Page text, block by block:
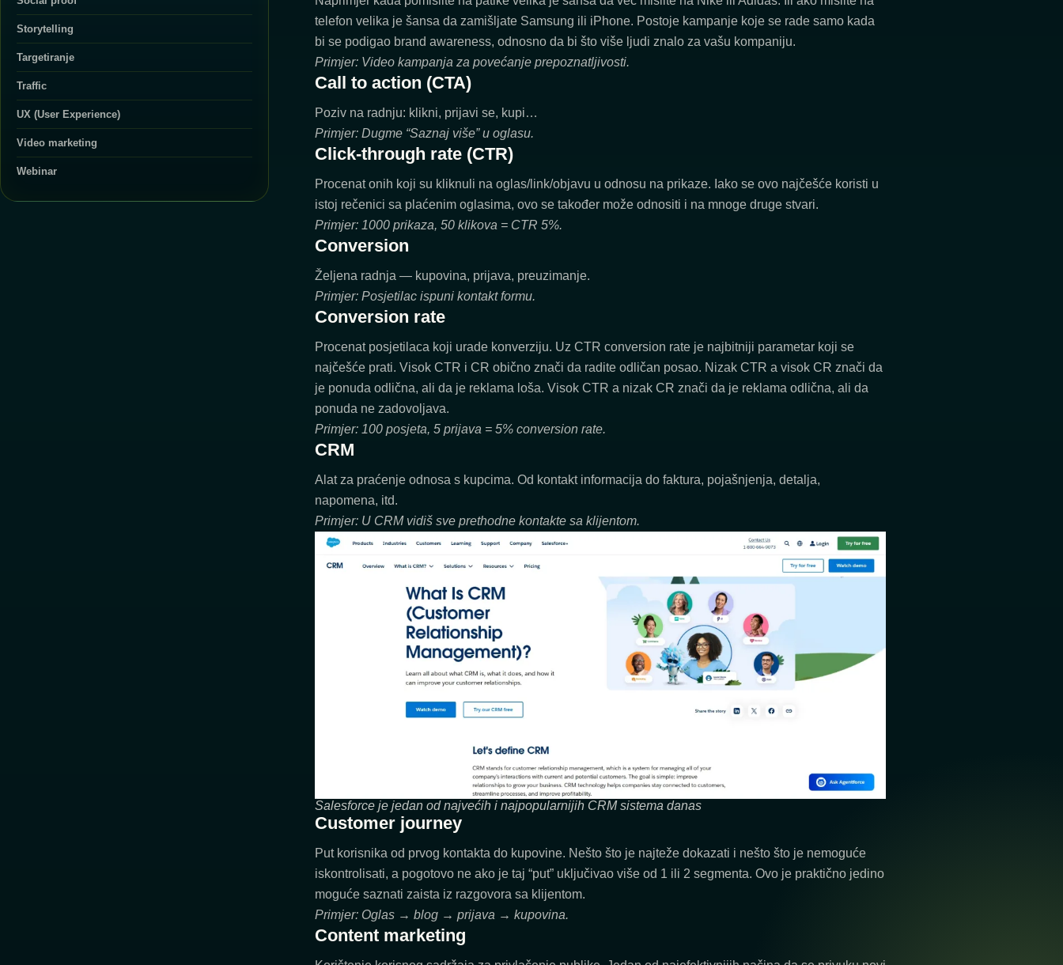
Storytelling
Targetiranje
Traffic
UX (User Experience)
Video marketing
Webinar
telefon velika je šansa da zamišljate Samsung ili iPhone. Postoje kampanje koje se rade samo kada
bi se podigao brand awareness, odnosno da bi što više ljudi znalo za vašu kompaniju.
Primjer: Video kampanja za povećanje prepoznatljivosti.
Call to action (CTA)
Poziv na radnju: klikni, prijavi se, kupi…
Primjer: Dugme “Saznaj više” u oglasu.
Click-through rate (CTR)
Procenat onih koji su kliknuli na oglas/link/objavu u odnosu na prikaze. Iako se ovo najčešće koristi u
istoj rečenici sa plaćenim oglasima, ovo se također može odnositi i na mnoge druge stvari.
Primjer: 1000 prikaza, 50 klikova = CTR 5%.
Conversion
Željena radnja — kupovina, prijava, preuzimanje.
Primjer: Posjetilac ispuni kontakt formu.
Conversion rate
Procenat posjetilaca koji urade konverziju. Uz CTR conversion rate je najbitniji parametar koji se
najčešće prati. Visok CTR i CR obično znači da radite odličan posao. Nizak CTR a visok CR znači da
je ponuda odlična, ali da je reklama loša. Visok CTR a nizak CR znači da je reklama odlična, ali da
ponuda ne zadovoljava.
Primjer: 100 posjeta, 5 prijava = 5% conversion rate.
CRM
Alat za praćenje odnosa s kupcima. Od kontakt informacija do faktura, pojašnjenja, detalja,
napomena, itd.
Primjer: U CRM vidiš sve prethodne kontakte sa klijentom.
Salesforce je jedan od najvećih i najpopularnijih CRM sistema danas
Customer journey
Put korisnika od prvog kontakta do kupovine. Nešto što je najteže dokazati i nešto što je nemoguće
iskontrolisati, a pogotovo ne ako je taj “put” uključivao više od 1 ili 2 segmenta. Ovo je praktično jedino
moguće saznati zaista iz razgovora sa klijentom.
Primjer: Oglas → blog → prijava → kupovina.
Content marketing